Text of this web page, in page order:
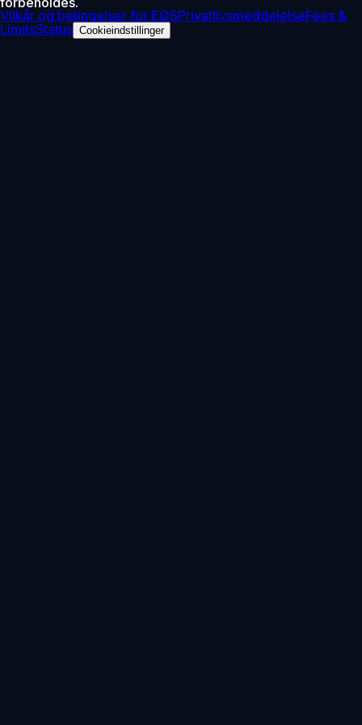
Vilkår og betingelser for EØSPrivatlivsmeddelelseFees &
LimitsStatus Cookieindstillinger